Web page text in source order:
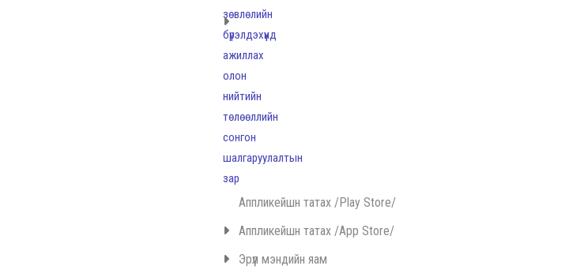
Аппликейшн татах /Play Store/
Аппликейшн татах /App Store/
Эрүүл мэндийн яам